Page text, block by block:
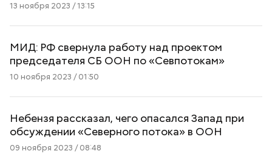
13 ноября 2023 / 13:15
МИД: РФ свернула работу над проектом
председателя СБ ООН по «Севпотокам»
10 ноября 2023 / 01:50
Небензя рассказал, чего опасался Запад при
обсуждении «Северного потока» в ООН
09 ноября 2023 / 08:48